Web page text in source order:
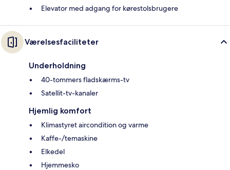
Elevator med adgang for kørestolsbrugere
Værelsesfaciliteter
Underholdning
40-tommers fladskærms-tv
Satellit-tv-kanaler
Hjemlig komfort
Klimastyret aircondition og varme
Kaffe-/temaskine
Elkedel
Hjemmesko